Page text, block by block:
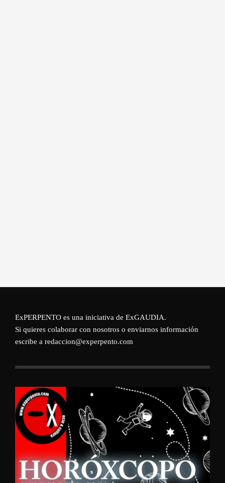
ExPERPENTO es una iniciativa de ExGAUDIA.
Si quieres colaborar con nosotros o enviarnos información
escribe a redaccion@experpento.com